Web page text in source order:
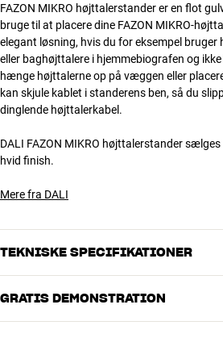
FAZON MIKRO højttalerstander er en flot
bruge til at placere dine FAZON MIKRO-
elegant løsning, hvis du for eksempel
eller baghøjttalere i hjemmebiografen og
hænge højttalerne op på væggen eller
kan skjule kablet i standerens ben, så du
dinglende højttalerkabel.
DALI FAZON MIKRO højttalerstander
hvid finish.
Mere fra DALI
TEKNISKE SPECIFIKATIONER
GRATIS DEMONSTRATION